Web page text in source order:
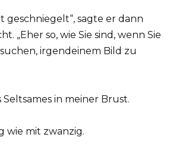
geschniegelt“, sagte er dann
„Eher so, wie Sie sind, wenn Sie
irgendeinem Bild zu
in meiner Brust.
wie mit zwanzig.